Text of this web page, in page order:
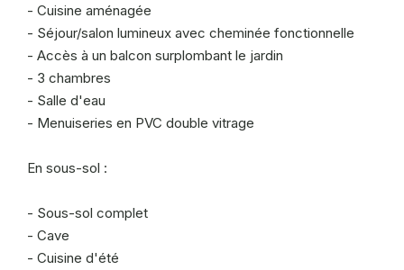
- Cuisine aménagée
- Séjour/salon lumineux avec cheminée fonctionnelle
- Accès à un balcon surplombant le jardin
- 3 chambres
- Salle d'eau
- Menuiseries en PVC double vitrage
En sous-sol :
- Sous-sol complet
- Cave
- Cuisine d'été